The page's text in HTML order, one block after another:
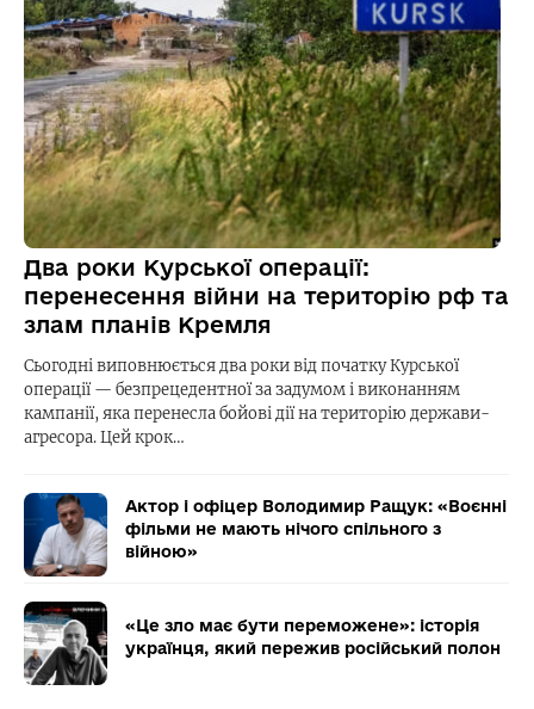
Два роки Курської операції:
перенесення війни на територію рф та
злам планів Кремля
Сьогодні виповнюється два роки від початку Курської
операції — безпрецедентної за задумом і виконанням
кампанії, яка перенесла бойові дії на територію держави-
агресора. Цей крок…
Актор і офіцер Володимир Ращук: «Воєнні
фільми не мають нічого спільного з
війною»
«Це зло має бути переможене»: історія
українця, який пережив російський полон